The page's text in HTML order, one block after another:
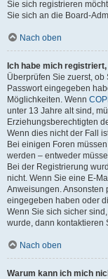
Sie sich registrieren
Sie sich an die Board-
Nach oben
Ich habe mich
Überprüfen Sie zuerst,
Passwort eingegeben
Möglichkeiten. Wenn
unter 13 Jahre alt sind,
Erziehungsberechtigten
Wenn dies nicht der Fall
Bei einigen Foren
werden – entweder
Bei der Registrierung
nicht. Wenn Sie eine E-
Anweisungen. Ansonsten
eingegeben haben oder
Wenn Sie sich sicher
wurde, dann kontaktieren
Nach oben
Warum kann ich mich